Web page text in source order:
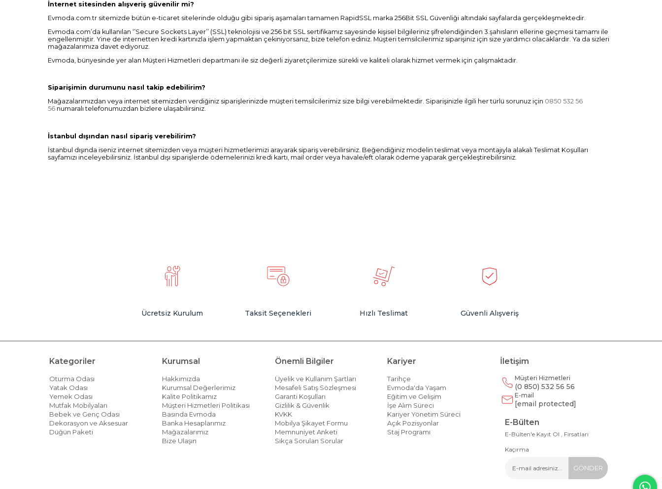
İnternet sitesinden alışveriş güvenilir mi?
Evmoda.com.tr sitemizde bütün e-ticaret sitelerinde olduğu gibi sipariş aşamaları tamamen RapidSSL marka 256Bit SSL Güvenliği altındaki sayfalarda gerçekleşmektedir.
Evmoda.com’da kullanılan ‘’Secure Sockets Layer’’ (SSL) teknolojisi ve.256 bit SSL sertifikamız sayesinde kişisel bilgileriniz şifrelendiğinden 3.şahısların ellerine geçmesi tamamı ile
engellenmiştir. Yine de internetten kredi kartınızla işlem yapmaktan çekiniyorsanız, bize telefon ediniz. Müşteri temsilcilerimiz siparişiniz için size yardımcı olacaklardır. Ya da sizleri
mağazalarımıza davet ediyoruz.
Evmoda, bünyesinde yer alan Müşteri Hizmetleri departmanı ile siz değerli ziyaretçilerimize sürekli ve kaliteli olarak hizmet vermek için çalışmaktadır.
Siparişimin durumunu nasıl takip edebilirim?
Mağazalarımızdan veya internet sitemizden verdiğiniz siparişlerinizde müşteri temsilcilerimiz size bilgi verebilmektedir. Siparişinizle ilgili her türlü sorunuz için 0850 532 56
56numaralı telefonumuzdan bizlere ulaşabilirsiniz.
İstanbul dışından nasıl sipariş verebilirim?
İstanbul dışında iseniz internet sitemizden veya müşteri hizmetlerimizi arayarak sipariş verebilirsiniz. Beğendiğiniz modelin teslimat veya montajıyla alakalı Teslimat Koşulları
sayfamızı inceleyebilirsiniz. İstanbul dışı siparişlerde ödemelerinizi kredi kartı, mail order veya havale/eft olarak ödeme yaparak gerçekleştirebilirsiniz.
Ücretsiz Kurulum Taksit Seçenekleri Hızlı Teslimat Güvenli Alışveriş
Kategoriler
Oturma Odası
Yatak Odası
Yemek Odası
Mutfak Mobilyaları
Bebek ve Genç Odası
Dekorasyon ve Aksesuar
Düğün Paketi
Kurumsal
Hakkımızda
Kurumsal Değerlerimiz
Kalite Politikamız
Müşteri Hizmetleri Politikası
Basında Evmoda
Banka Hesaplarımız
Mağazalarımız
Bize Ulaşın
Önemli Bilgiler
Üyelik ve Kullanım Şartları
Mesafeli Satış Sözleşmesi
Garanti Koşulları
Gizlilik & Güvenlik
KVKK
Mobilya Şikayet Formu
Memnuniyet Anketi
Sıkça Sorulan Sorular
Kariyer
Tarihçe
Evmoda'da Yaşam
Eğitim ve Gelişim
İşe Alım Süreci
Kariyer Yönetim Süreci
Açık Pozisyonlar
Staj Programı
İletişim
Müşteri Hizmetleri
(0 850) 532 56 56
E-mail
[email protected]
E-Bülten
E-Bülten'e Kayıt Ol , Fırsatları
Kaçırma
GÖNDER